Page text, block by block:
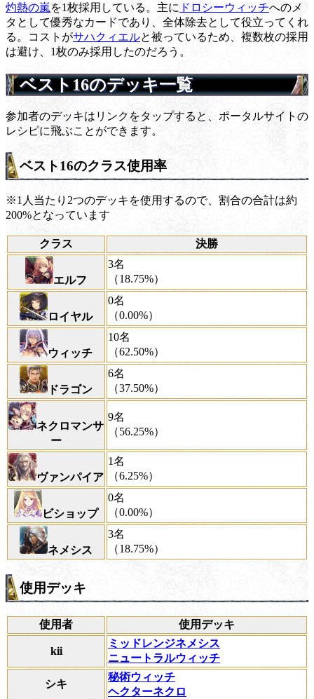
灼熱の嵐を1枚採用している。主にドロシーウィッチへのメ
タとして優秀なカードであり、全体除去として役立ってくれ
る。コストがサハクィエルと被っているため、複数枚の採用
は避け、1枚のみ採用したのだろう。
ベスト16のデッキ一覧
参加者のデッキはリンクをタップすると、ポータルサイトの
レシピに飛ぶことができます。
ベスト16のクラス使用率
※1人当たり2つのデッキを使用するので、割合の合計は約
200%となっています
クラス 決勝
エルフ
3名
（18.75%）
ロイヤル
0名
（0.00%）
ウィッチ
10名
（62.50%）
ドラゴン
6名
（37.50%）
ネクロマンサ
ー
9名
（56.25%）
ヴァンパイア
1名
（6.25%）
ビショップ
0名
（0.00%）
ネメシス
3名
（18.75%）
使用デッキ
使用者 使用デッキ
kii
ミッドレンジネメシス
ニュートラルウィッチ
シキ
秘術ウィッチ
ヘクターネクロ